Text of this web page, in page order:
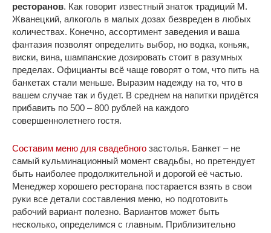
ресторанов. Как говорит известный знаток традиций М.
Жванецкий, алкоголь в малых дозах безвреден в любых
количествах. Конечно, ассортимент заведения и ваша
фантазия позволят определить выбор, но водка, коньяк,
виски, вина, шампанские дозировать стоит в разумных
пределах. Официанты всё чаще говорят о том, что пить на
банкетах стали меньше. Выразим надежду на то, что в
вашем случае так и будет. В среднем на напитки придётся
прибавить по 500 – 800 рублей на каждого
совершеннолетнего гостя.
Составим меню для свадебного застолья. Банкет – не
самый кульминационный момент свадьбы, но претендует
быть наиболее продолжительной и дорогой её частью.
Менеджер хорошего ресторана постарается взять в свои
руки все детали составления меню, но подготовить
рабочий вариант полезно. Вариантов может быть
несколько, определимся с главным. Приблизительно